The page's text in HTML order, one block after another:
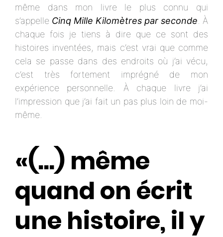
même dans mon livre le plus connu qui
s’appelle Cinq Mille Kilomètres par seconde. À
chaque fois je tiens à dire que ce sont des
histoires inventées, mais c’est vrai que comme
cela se passe dans des endroits où j’ai vécu,
c’est très fortement imprégné de mon
expérience personnelle. À chaque livre j’ai
l’impression que j’ai fait un pas plus loin de moi-
même.
«(...) même
quand on écrit
une histoire, il y